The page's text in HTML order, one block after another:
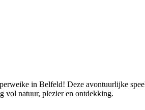
in Belfeld! Deze avontuurlijke
vol natuur, plezier en ontdekking.